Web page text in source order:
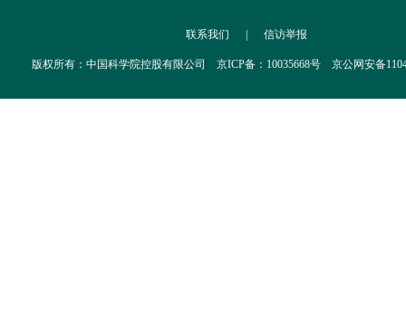
联系我们 | 信访举报
版权所有：中国科学院控股有限公司 京ICP备：10035668号 京公网安备